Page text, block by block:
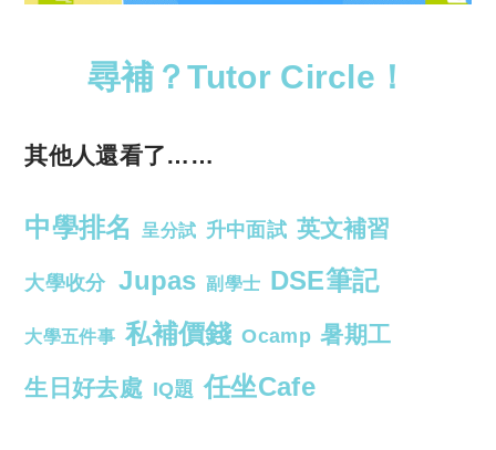
尋補？Tutor Circle！
其他人還看了……
中學排名 呈分試 升中面試 英文補習
大學收分 Jupas 副學士 DSE筆記
大學五件事 私補價錢 Ocamp 暑期工
生日好去處 IQ題 任坐Cafe